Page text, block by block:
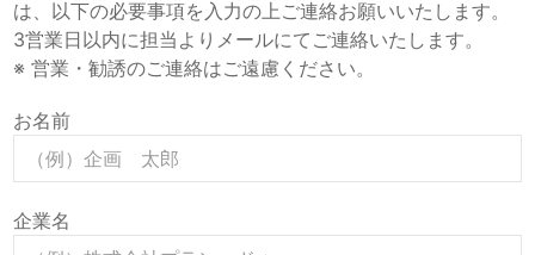
は、以下の必要事項を入力の上ご連絡お願いいたします。
3営業日以内に担当よりメールにてご連絡いたします。
※ 営業・勧誘のご連絡はご遠慮ください。
お名前
企業名